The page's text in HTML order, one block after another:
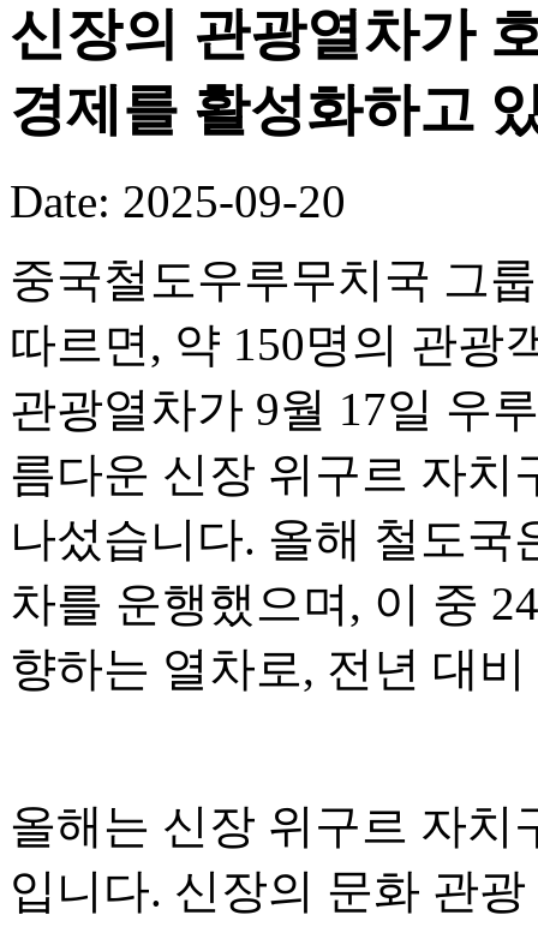
신장의 관광열차가
경제를 활성화하고
Date: 2025-09-20
중국철도우루무치국 그
따르면, 약 150명의 관광
관광열차가 9월 17일 우
름다운 신장 위구르 자치
나섰습니다. 올해 철도국
차를 운행했으며, 이 중
향하는 열차로, 전년 대
올해는 신장 위구르 자치
입니다. 신장의 문화 관